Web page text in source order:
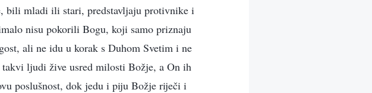
bili mladi ili stari, predstavljaju protivnike i
nisu pokorili Bogu, koji samo priznaju
ali ne idu u korak s Duhom Svetim i ne
ljudi žive usred milosti Božje, a On ih
poslušnost, dok jedu i piju Božje riječi i